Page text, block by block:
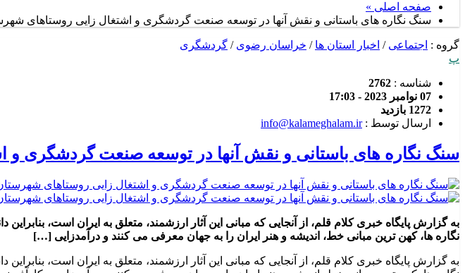
صفحه اصلی »
سنگ نگاره های باستانی و نقش آنها در توسعه صنعت گردشگری و اشتغال زایی روستاهای
گروه : اجتماعی / اخبار استان ها / خراسان رضوی / گردشگری
پ
شناسه : 2762
07 نوامبر 2023 - 17:03
1272 بازدید
ارسال توسط :info@kalameghalam.ir
سنگ نگاره های باستانی و نقش آنها در توسعه صنعت گردشگری و
به گزارش پایگاه خبری کلام قلم، از آنجایی که مبانی این آثار ارزشمند، متعلق به ایران است،
نگاره ها، کهن ترین مبانی خط، اندیشه و هنر ایران را به جهان معرفی می کنند و درآمدزایی […]
به گزارش پایگاه خبری کلام قلم، از آنجایی که مبانی این آثار ارزشمند، متعلق به ایران است،